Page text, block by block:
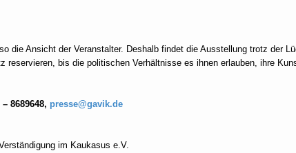
die Ansicht der Veranstalter. Deshalb findet die Ausstellung trotz der
reservieren, bis die politischen Verhältnisse es ihnen erlauben, ihre
8689648, presse@gavik.de
im Kaukasus e.V.